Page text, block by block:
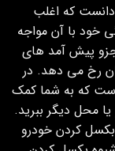
که اغلب
خود با‌ آن مواجه
جزو پیش آمد های
رخ می دهد. در
که به شما کمک
یا محل دیگر ببرید.
بکسل کردن خودرو